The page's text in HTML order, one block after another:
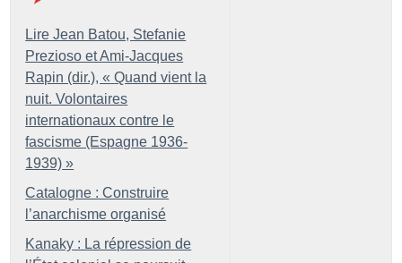
Lire Jean Batou, Stefanie
Prezioso et Ami-Jacques
Rapin (dir.), « Quand vient la
nuit. Volontaires
internationaux contre le
fascisme (Espagne 1936-
1939) »
Catalogne : Construire
l’anarchisme organisé
Kanaky : La répression de